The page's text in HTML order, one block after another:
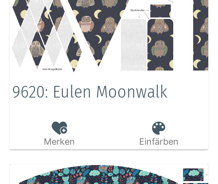
9620: Eulen Moonwalk
Merken Einfärben